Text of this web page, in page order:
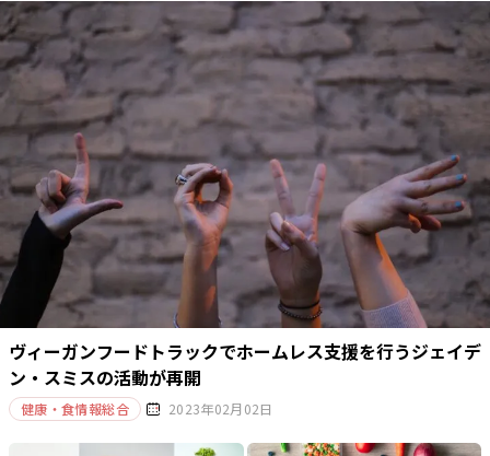
ヴィーガンフードトラックでホームレス支援を行うジェイデ
ン・スミスの活動が再開
健康・食情報総合 2023年02月02日